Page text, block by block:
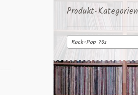
Produkt-Kategorien
Rock-Pop 70s